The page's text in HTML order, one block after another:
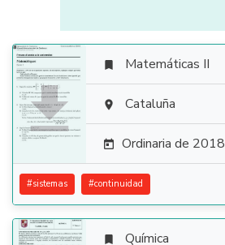

 Matemáticas II
 Cataluña
 Ordinaria de 2018
#sistemas #continuidad
 Química